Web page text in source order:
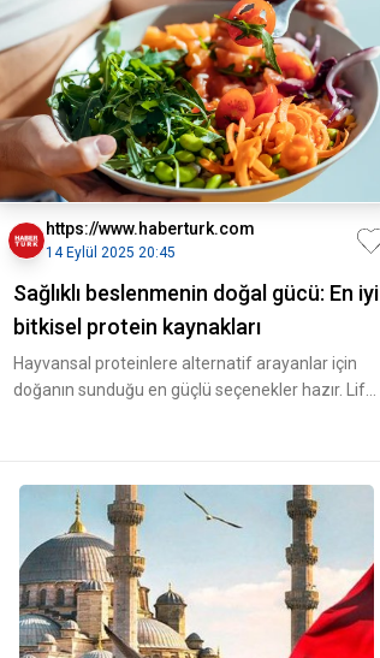
https://www.haberturk.com
14 Eylül 2025 20:45
Sağlıklı beslenmenin doğal gücü: En iyi
bitkisel protein kaynakları
Hayvansal proteinlere alternatif arayanlar için
doğanın sunduğu en güçlü seçenekler hazır. Lif,